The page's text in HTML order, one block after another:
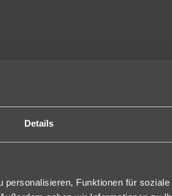
Details
Funktionen für
Ausstattung wie die Doppelzimmer
Speisen aus der
Snacks erhalten Sie von 11–17